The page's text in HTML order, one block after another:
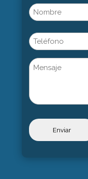
Name
(Obligatorio)
Phone
Untitled